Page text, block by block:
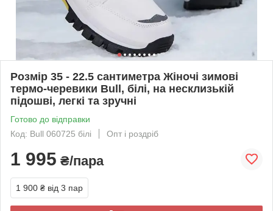
Розмір 35 - 22.5 сантиметра Жіночі зимові
термо-черевики Bull, білі, на несклизькій
підошві, легкі та зручні
Готово до відправки
Код: Bull 060725 білі
Опт і роздріб
1 995 ₴/пара
1 900 ₴ від 3 пар